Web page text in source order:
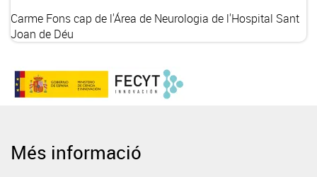
Carme Fonscap de l'Área de Neurologia de l'Hospital Sant
Joan de Déu
Més informació